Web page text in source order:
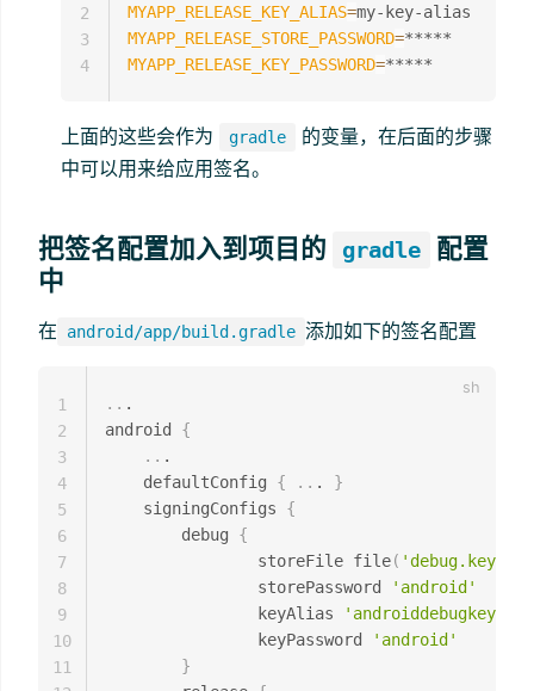
MYAPP_RELEASE_KEY_ALIAS=
MYAPP_RELEASE_STORE_PASSWORD=
MYAPP_RELEASE_KEY_PASSWORD=
2
3
4
上面的这些会作为 gradle
的变量，在后面的步骤
中可以用来给应用签名。
把签名配置加入到项目的 gradle
配置
中
在 android/app/build.gradle 添加如下的签名配置
.. .
android {
.. .
    defaultConfig
{ .. . }
    signingConfigs
{
		debug
{
                storeFile file
(
                storePassword
'android'
                keyAlias
'androiddebugkey'
                keyPassword
'android'
}
1
2
3
4
5
6
7
8
9
10
11